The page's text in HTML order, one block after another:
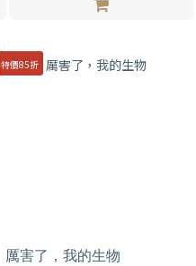
特價85折
厲害了，我的生物